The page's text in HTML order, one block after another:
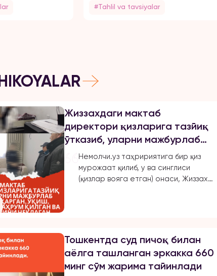
#Tahlil va tavsiyalar
Жиззахдаги мактаб
директори қизларига тазйиқ
ўтказиб, уларни мажбурлаб
турмушга чиқарган, ўқиш,
ишлашдан маҳрум қилган ва
эркинликларини чеклаган.
Немолчи.уз таҳририятига бир қиз
мурожаат қилиб, у ва синглиси
(қизлар вояга етган) онаси, Жиззах
қилди. Қуйида опа-сингиллардан
бирининг хабарини эълон қиламиз: «3
йилдан буён Тошкент шаҳрида ҳам
ўқиб, ҳам ишлайман. 2024 йил 31
Тошкентда суд пичоқ билан
аёлга ташланган эркакка 660
минг сўм жарима тайинлади